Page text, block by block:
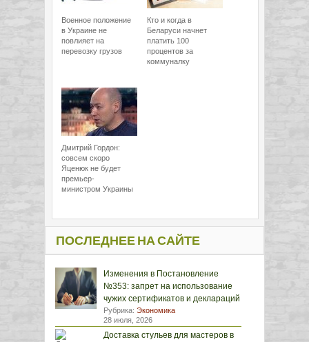
Военное положение
в Украине не
повлияет на
перевозку грузов
Кто и когда в
Беларуси начнет
платить 100
процентов за
коммуналку
Дмитрий Гордон:
совсем скоро
Яценюк не будет
премьер-
министром Украины
ПОСЛЕДНЕЕ НА САЙТЕ
Изменения в Постановление
№353: запрет на использование
чужих сертификатов и деклараций
Рубрика: Экономика
28 июля, 2026
Доставка стульев для мастеров в